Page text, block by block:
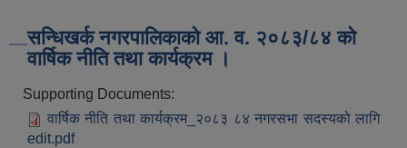
सन्धिखर्क नगरपालिकाको आ. व. २०८३/८४ काे
वार्षिक नीति तथा कार्यक्रम ।
Supporting Documents:
वार्षिक नीति तथा कार्यक्रम_२०८३ ८४ नगरसभा सदस्यको लागि
edit.pdf